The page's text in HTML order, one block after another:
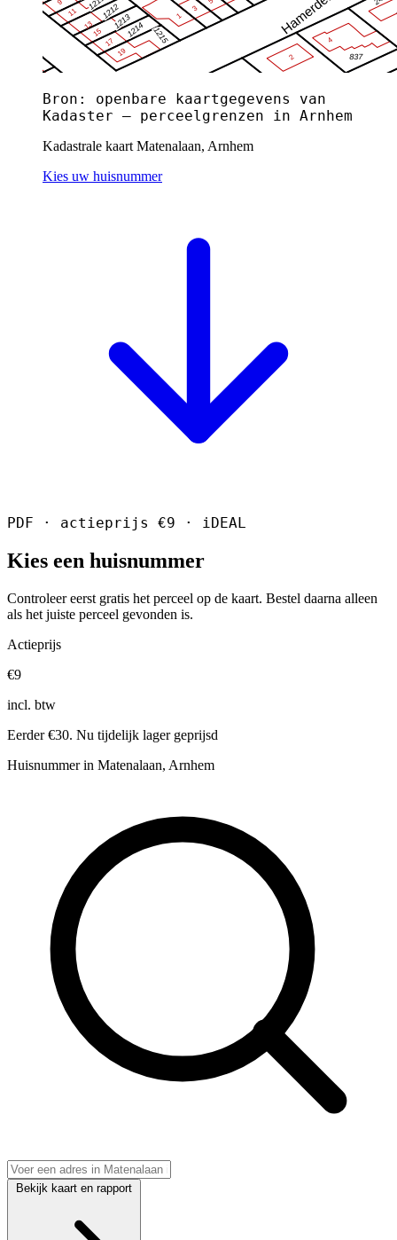
Bron: openbare kaartgegevens van
Kadaster — perceelgrenzen in Arnhem
Kadastrale kaart Matenalaan, Arnhem
Kies uw huisnummer
PDF · actieprijs €9 · iDEAL
Kies een huisnummer
Controleer eerst gratis het perceel op de kaart. Bestel daarna alleen
als het juiste perceel gevonden is.
Actieprijs
€9
incl. btw
Eerder €30. Nu tijdelijk lager geprijsd
Huisnummer in Matenalaan, Arnhem
Bekijk kaart en rapport